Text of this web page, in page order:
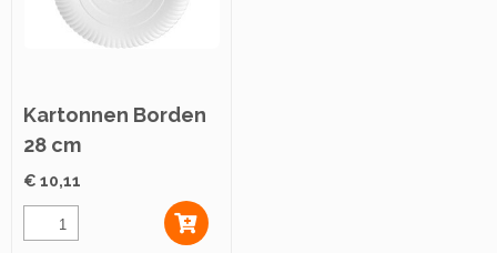
Kartonnen Borden
28 cm
€ 10,11